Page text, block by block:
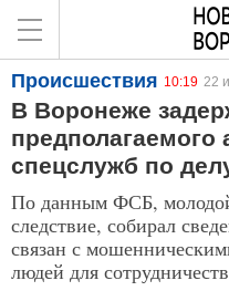
Происшествия 10:19 22
В Воронеже
предполагаемого
спецслужб по
По данным ФСБ,
следствие, собирал
связан с
людей для